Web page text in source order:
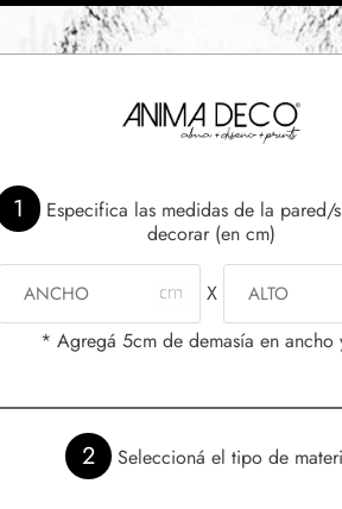
1
Especifica las medidas de la pared/
decorar (en cm)
X
* Agregá 5cm de demasía en ancho
2 Seleccioná el tipo de